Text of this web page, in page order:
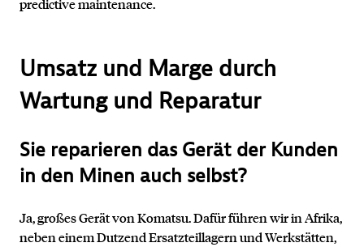
predictive maintenance.
Umsatz und Marge durch
Wartung und Reparatur
Sie reparieren das Gerät der Kunden
in den Minen auch selbst?
Ja, großes Gerät von Komatsu. Dafür führen wir in Afrika,
neben einem Dutzend Ersatzteillagern und Werkstätten,